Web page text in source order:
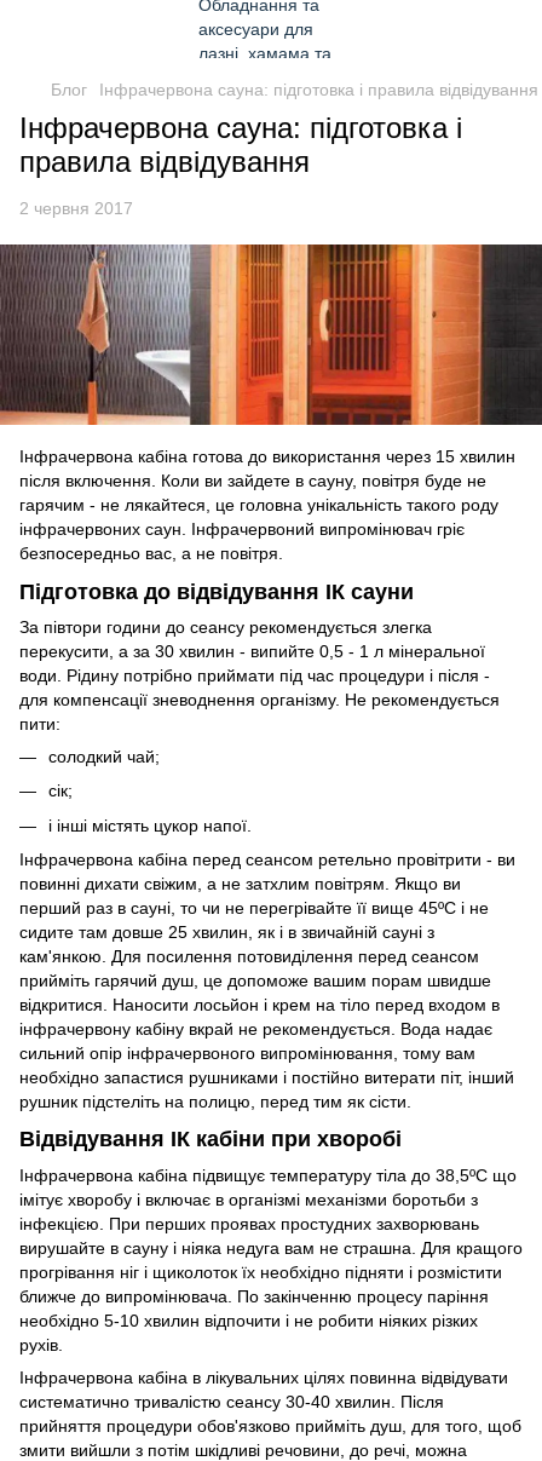
Блог Інфрачервона сауна: підготовка і правила відвідування
Інфрачервона сауна: підготовка і
правила відвідування
2 червня 2017
Інфрачервона кабіна готова до використання через 15 хвилин
після включення. Коли ви зайдете в сауну, повітря буде не
гарячим - не лякайтеся, це головна унікальність такого роду
інфрачервоних саун. Інфрачервоний випромінювач гріє
безпосередньо вас, а не повітря.
Підготовка до відвідування ІК сауни
За півтори години до сеансу рекомендується злегка
перекусити, а за 30 хвилин - випийте 0,5 - 1 л мінеральної
води. Рідину потрібно приймати під час процедури і після -
для компенсації зневоднення організму. Не рекомендується
пити:
солодкий чай;
сік;
і інші містять цукор напої.
Інфрачервона кабіна перед сеансом ретельно провітрити - ви
повинні дихати свіжим, а не затхлим повітрям. Якщо ви
перший раз в сауні, то чи не перегрівайте її вище 45ºС і не
сидите там довше 25 хвилин, як і в звичайній сауні з
кам'янкою. Для посилення потовиділення перед сеансом
прийміть гарячий душ, це допоможе вашим порам швидше
відкритися. Наносити лосьйон і крем на тіло перед входом в
інфрачервону кабіну вкрай не рекомендується. Вода надає
сильний опір інфрачервоного випромінювання, тому вам
необхідно запастися рушниками і постійно витерати піт, інший
рушник підстеліть на полицю, перед тим як сісти.
Відвідування ІК кабіни при хворобі
Інфрачервона кабіна підвищує температуру тіла до 38,5ºС що
імітує хворобу і включає в організмі механізми боротьби з
інфекцією. При перших проявах простудних захворювань
вирушайте в сауну і ніяка недуга вам не страшна. Для кращого
прогрівання ніг і щиколоток їх необхідно підняти і розмістити
ближче до випромінювача. По закінченню процесу паріння
необхідно 5-10 хвилин відпочити і не робити ніяких різких
рухів.
Інфрачервона кабіна в лікувальних цілях повинна відвідувати
систематично тривалістю сеансу 30-40 хвилин. Після
прийняття процедури обов'язково прийміть душ, для того, щоб
змити вийшли з потім шкідливі речовини, до речі, можна